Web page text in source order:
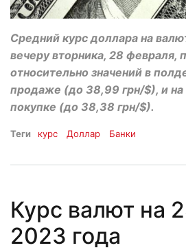
Средний курс доллара на
вечеру вторника, 28 февраля,
относительно значений в
продаже (до 38,99 грн/$), и на
покупке (до 38,38 грн/$).
Теги курс Доллар Банки
Курс валют на
2023 года